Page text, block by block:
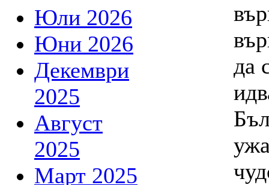
Юли 2026
Юни 2026
Декември
2025
Август
2025
Март 2025
да